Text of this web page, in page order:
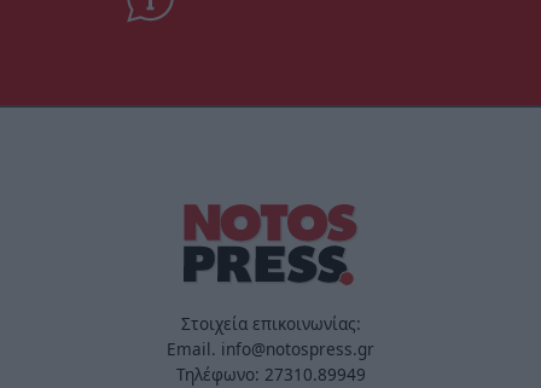
Στοιχεία επικοινωνίας:
Email. info@notospress.gr
Τηλέφωνο: 27310.89949